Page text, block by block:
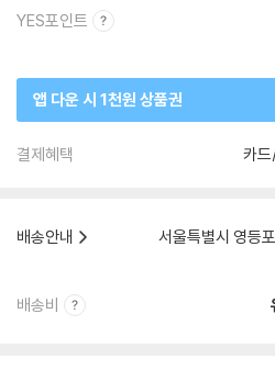
YES포인트
앱 다운 시 1천원 상품권
결제혜택 카
배송안내
서울특별시 영등
배송비